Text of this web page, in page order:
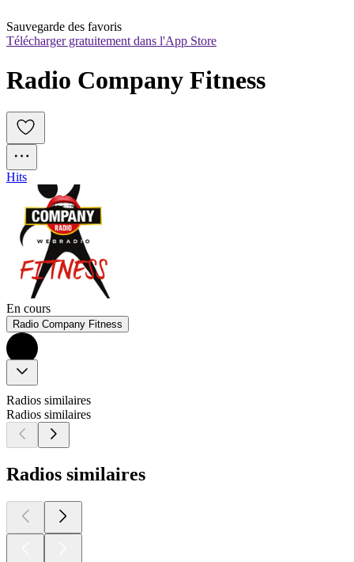
Sauvegarde des favoris
Télécharger gratuitement dans l'App Store
Radio Company Fitness
Hits
En cours
Radio Company Fitness
Radios similaires
Radios similaires
Radios similaires